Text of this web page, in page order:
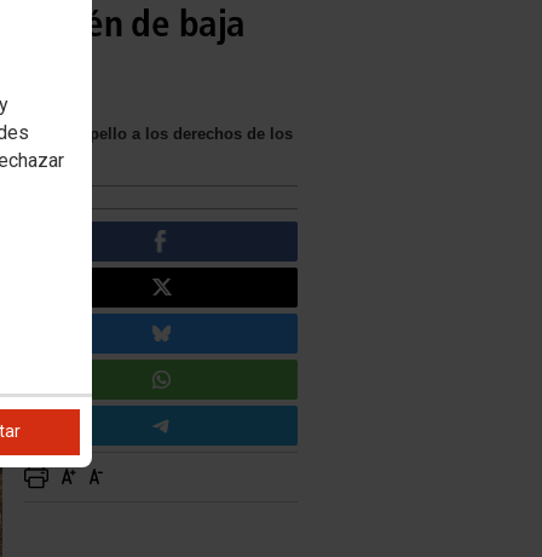
estén de baja
“un atropello a los derechos de los